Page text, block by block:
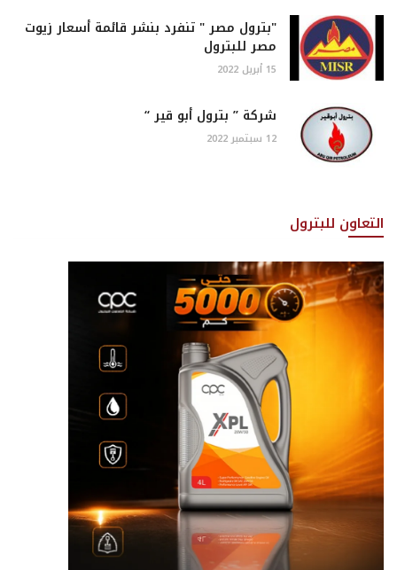
"بترول مصر " تنفرد بنشر قائمة أسعار زيوت
مصر للبترول
15 أبريل 2022
شركة ” بترول أبو قير “
12 سبتمبر 2022
التعاون للبترول